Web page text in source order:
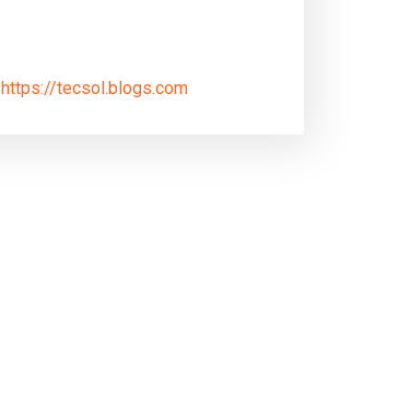
https://tecsol.blogs.com